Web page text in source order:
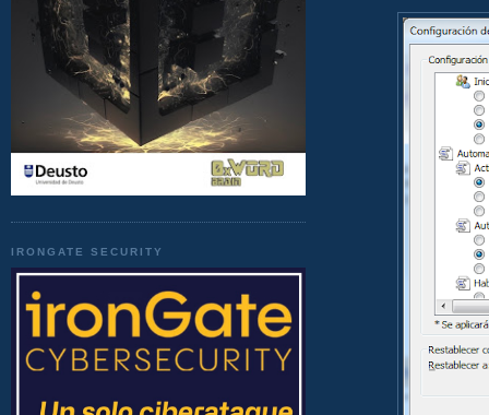
IRONGATE SECURITY